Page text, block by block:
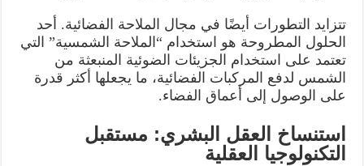
تتزايد التطورات أيضًا في مجال الملاحة الفضائية. أحد
الحلول المطروحة هو استخدام “الملاحة الشمسية” التي
تعتمد على استخدام الجزيئات الضوئية المنبعثة من
الشمس لدفع المركبات الفضائية، ما يجعلها أكثر قدرة
على الوصول إلى أعماق الفضاء.
استنساخ العقل البشري: مستقبل
التكنولوجيا العقلية